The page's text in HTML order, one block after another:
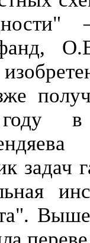
в
задач